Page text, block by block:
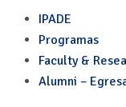
Cómo
IPADE
Programas
Faculty &
Alumni –